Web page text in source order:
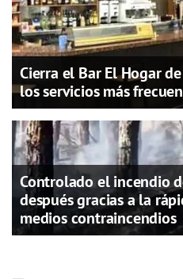
Cierra el Bar El Hogar
los servicios más
Controlado el incendio
después gracias a la
medios contraincendios